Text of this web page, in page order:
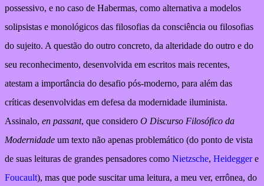
possessivo, e no caso de Habermas, como alternativa a modelos
solipsistas e monológicos das filosofias da consciência ou filosofias
do sujeito. A questão do outro concreto, da alteridade do outro e do
seu reconhecimento, desenvolvida em escritos mais recentes,
atestam a importância do desafio pós-moderno, para além das
críticas desenvolvidas em defesa da modernidade iluminista.
Assinalo, en passant, que considero O Discurso Filosófico da
Modernidade um texto não apenas problemático (do ponto de vista
de suas leituras de grandes pensadores como Nietzsche, Heideggere
Foucault), mas que pode suscitar uma leitura, a meu ver, errônea, do